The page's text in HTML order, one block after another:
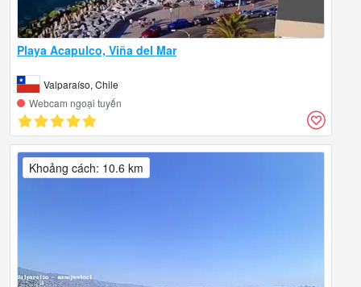
Playa Acapulco, Viña del Mar
Valparaíso, Chile
Webcam ngoại tuyến
Khoảng cách: 10.6 km